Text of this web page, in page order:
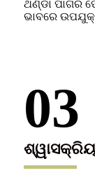
ଥଣ୍ଡା ପାଗର
ଭାବରେ
03